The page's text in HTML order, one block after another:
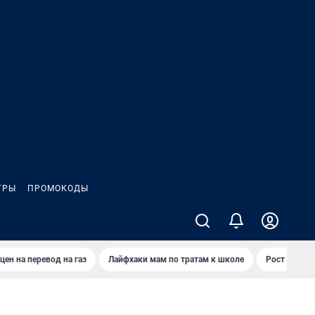
ПРОМОКОДЫ
на перевод на газ Лайфхаки мам по тратам к школе Рост цен на